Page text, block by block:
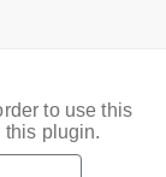
to use this
this plugin.